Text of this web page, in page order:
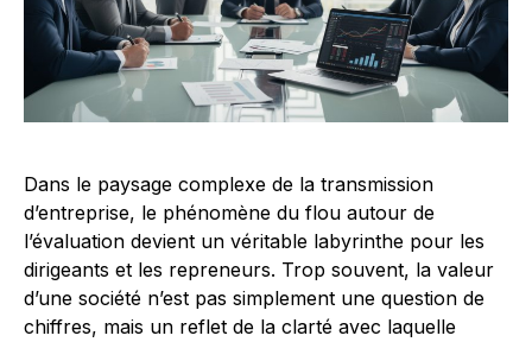
Dans le paysage complexe de la transmission
d’entreprise, le phénomène du flou autour de
l’évaluation devient un véritable labyrinthe pour les
dirigeants et les repreneurs. Trop souvent, la valeur
d’une société n’est pas simplement une question de
chiffres, mais un reflet de la clarté avec laquelle